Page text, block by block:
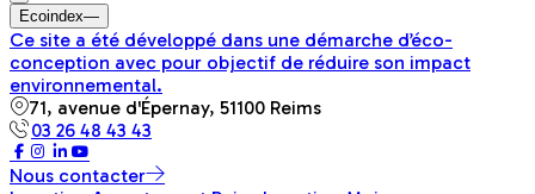
Ecoindex—
Ce site a été développé dans une démarche d’éco-
conception avec pour objectif de réduire son impact
environnemental.
71, avenue d'Épernay, 51100 Reims
03 26 48 43 43
Nous contacter